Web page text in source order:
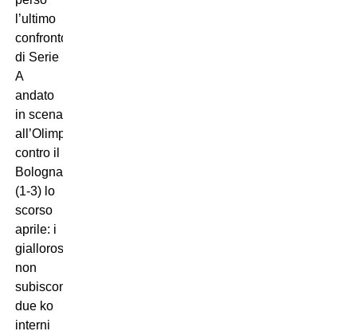
l’ultimo
confronto
di Serie
A
andato
in scena
all’Olimpico
contro il
Bologna
(1-3) lo
scorso
aprile: i
giallorossi
non
subiscono
due ko
interni